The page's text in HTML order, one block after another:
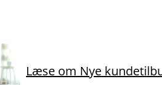
Læse om Nye